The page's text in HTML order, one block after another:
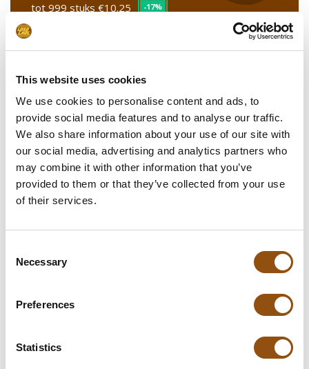
This website uses cookies
We use cookies to personalise content and ads, to
provide social media features and to analyse our traffic.
We also share information about your use of our site with
our social media, advertising and analytics partners who
may combine it with other information that you’ve
provided to them or that they’ve collected from your use
of their services.
Selection
Necessary
Preferences
Statistics
tot 999 stuks €10.25 -17%
vanaf 1000 stuks
Stel uw product samen
Upload uw logo(+€140.00)**
Leverdatum
Opmerkingen
**Uiteindelijke prijzen kunnen afwijken door mogelijke hercalculaties in
de winkelwagen.